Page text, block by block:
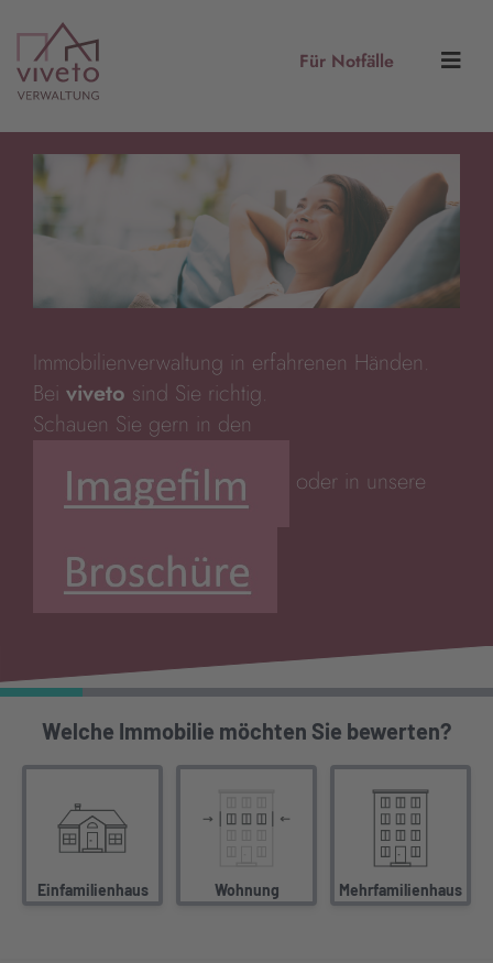
Für Notfälle
Immobilienverwaltung in erfahrenen Händen.
Bei viveto sind Sie richtig.
Schauen Sie gern in den
oder in unsere